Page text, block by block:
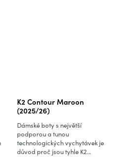
K2 Contour Maroon
(2025/26)
Dámské boty s největší
podporou a tunou
technologických vychytávek je
důvod proč jsou tyhle K2...